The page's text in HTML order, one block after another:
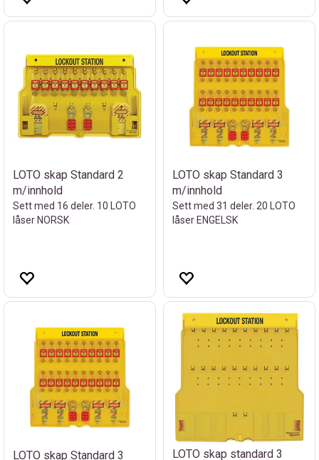
LOTO skap Standard 2
m/innhold
Sett med 16 deler. 10 LOTO
låser NORSK
LOTO skap Standard 3
m/innhold
Sett med 31 deler. 20 LOTO
låser ENGELSK
LOTO skap Standard 3
LOTO skap standard 3